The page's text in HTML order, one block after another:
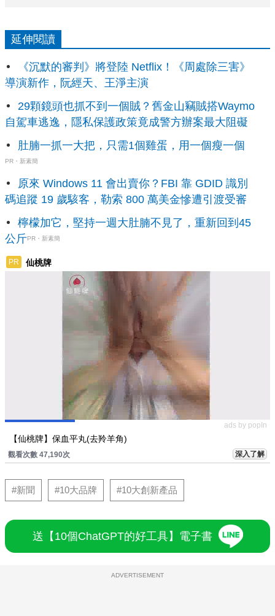
延伸閱讀
《沉默的審判》將登陸 Netflix！《周處除三害》
導演新作，阮經天、王淨主演
29顆鏡頭也抓不到一個賊？舊金山竊賊搭Waymo
自駕車逃逸，隱私保護政策竟成警方辦案最大阻礙
肚腩一抓一大把，只需1個雞蛋，用一個瘦一個
PR・新素簡
原來 Windows 11 會出賣你？FBI 靠 GDID 識別
碼追蹤 19 歲駭客，勒索 800 萬美金慘遭引渡受審
檸檬加它，堅持一週大肚腩不見了，重新回到45
公斤PR・新素簡
PR 仙桃牌
ads by popIn
【仙桃牌】保血平丸(去羚羊角)
觀看次數 47,190次 深入了解
#新聞 #10大品牌 #10大創新產品
送【10個ChatGPT的好工具】電子書
ADVERTISEMENT